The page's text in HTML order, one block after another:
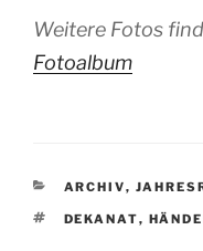
Weitere Fotos
Fotoalbum
KATEGORIEN
ARCHIV,
SCHLAGWÖRTER
DEKANAT,